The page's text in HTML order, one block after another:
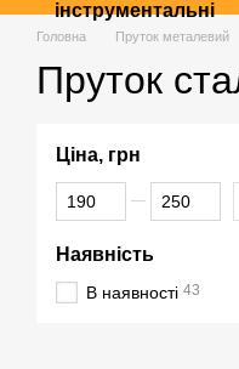
Головна Пруток металевий
Пруток
Ціна, грн
Від Ціна, грн
До Ціна, грн
Наявність
В наявності 43